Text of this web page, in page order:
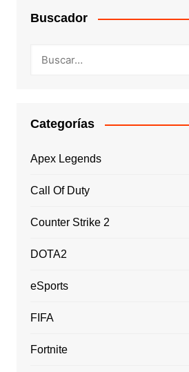
Buscador
Categorías
Apex Legends
Call Of Duty
Counter Strike 2
DOTA2
eSports
FIFA
Fortnite